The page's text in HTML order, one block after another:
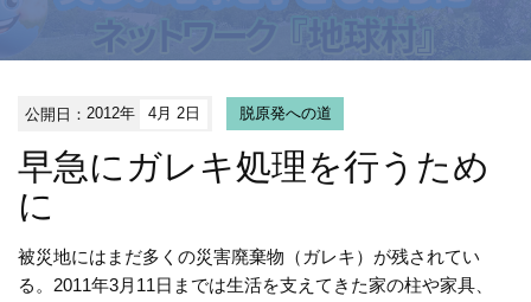
公開日：2012年 4月 2日 脱原発への道
早急にガレキ処理を行うため
に
被災地にはまだ多くの災害廃棄物（ガレキ）が残されてい
る。 2011年3月 11日までは生活を支えてきた家の柱や家具、